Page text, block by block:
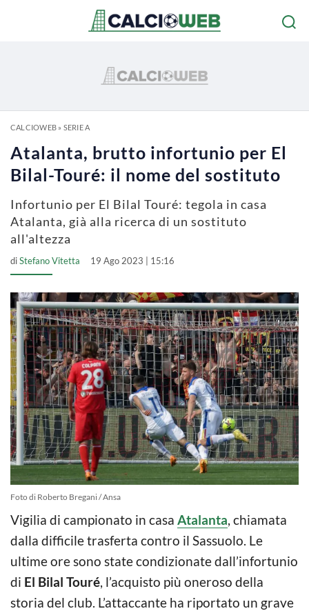
CALCIOWEB» SERIE A
Atalanta, brutto infortunio per El
Bilal-Touré: il nome del sostituto
Infortunio per El Bilal Touré: tegola in casa
Atalanta, già alla ricerca di un sostituto
all'altezza
diStefano Vitetta 19 Ago 2023 | 15:16
Foto di Roberto Bregani / Ansa
Vigilia di campionato in casa Atalanta, chiamata
dalla difficile trasferta contro il Sassuolo. Le
ultime ore sono state condizionate dall’infortunio
di El Bilal Touré, l’acquisto più oneroso della
storia del club. L’attaccante ha riportato un grave